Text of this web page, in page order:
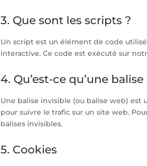
3. Que sont les scripts ?
Un script est un élément de code
interactive. Ce code est exécuté sur
4. Qu’est-ce qu’une
Une balise invisible (ou balise web)
pour suivre le trafic sur un site web.
balises invisibles.
5. Cookies